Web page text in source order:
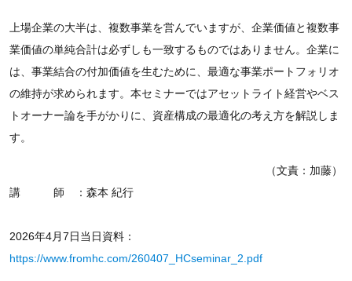
上場企業の大半は、複数事業を営んでいますが、企業価値と複数事
業価値の単純合計は必ずしも一致するものではありません。企業に
は、事業結合の付加価値を生むために、最適な事業ポートフォリオ
の維持が求められます。本セミナーではアセットライト経営やベス
トオーナー論を手がかりに、資産構成の最適化の考え方を解説しま
す。
（文責：加藤）
講 師 ：森本 紀行
2026年4月7日当日資料：
https://www.fromhc.com/260407_HCseminar_2.pdf